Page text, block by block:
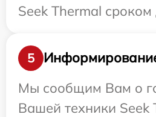
Seek Thermal сроком
5
Мы сообщим Вам о
Вашей техники Seek